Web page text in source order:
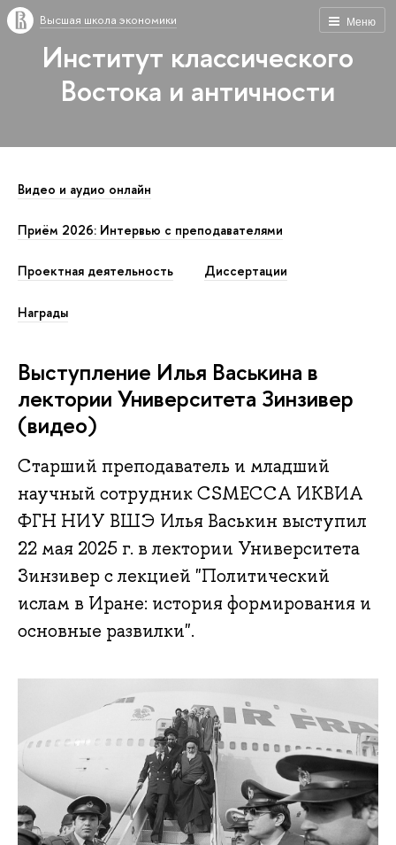
Меню
Высшая школа экономики
Институт классического
Востока и античности
Видео и аудио онлайн
Приём 2026: Интервью с преподавателями
Проектная деятельность Диссертации
Награды
Выступление Илья Васькина в
лектории Университета Зинзивер
(видео)
Старший преподаватель и младший
научный сотрудник CSMECCA ИКВИА
ФГН НИУ ВШЭ Илья Васькин выступил
22 мая 2025 г. в лектории Университета
Зинзивер с лекцией "Политический
ислам в Иране: история формирования и
основные развилки".